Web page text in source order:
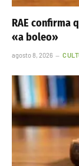
RAE confirma
«a boleo»
agosto 8, 2026